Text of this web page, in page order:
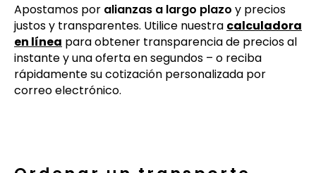
Apostamos por alianzas a largo plazo y precios
justos y transparentes. Utilice nuestra calculadora
en línea para obtener transparencia de precios al
instante y una oferta en segundos – o reciba
rápidamente su cotización personalizada por
correo electrónico.